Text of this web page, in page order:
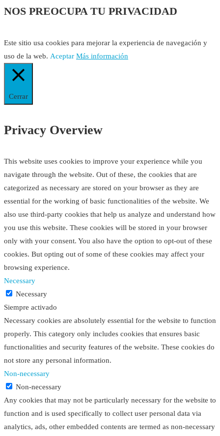
NOS PREOCUPA TU PRIVACIDAD
Este sitio usa cookies para mejorar la experiencia de navegación y
uso de la web. Aceptar Más información
Cerrar
Privacy Overview
This website uses cookies to improve your experience while you
navigate through the website. Out of these, the cookies that are
categorized as necessary are stored on your browser as they are
essential for the working of basic functionalities of the website. We
also use third-party cookies that help us analyze and understand how
you use this website. These cookies will be stored in your browser
only with your consent. You also have the option to opt-out of these
cookies. But opting out of some of these cookies may affect your
browsing experience.
Necessary
Necessary
Siempre activado
Necessary cookies are absolutely essential for the website to function
properly. This category only includes cookies that ensures basic
functionalities and security features of the website. These cookies do
not store any personal information.
Non-necessary
Non-necessary
Any cookies that may not be particularly necessary for the website to
function and is used specifically to collect user personal data via
analytics, ads, other embedded contents are termed as non-necessary